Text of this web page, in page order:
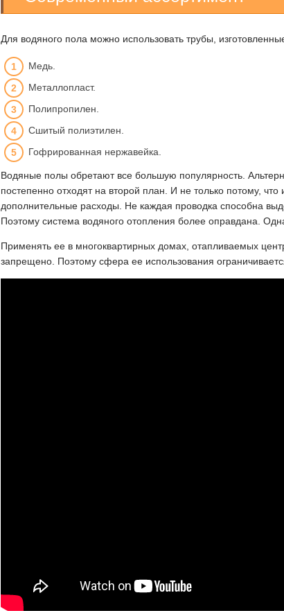
Для водяного пола можно использовать трубы,
Медь.
Металлопласт.
Полипропилен.
Сшитый полиэтилен.
Гофрированная нержавейка.
Водяные полы обретают все большую популярность.
постепенно отходят на второй план. И не только потому, что
дополнительные расходы. Не каждая проводка способна
Поэтому система водяного отопления более оправдана.
Применять ее в многоквартирных домах, отапливаемых
запрещено. Поэтому сфера ее использования